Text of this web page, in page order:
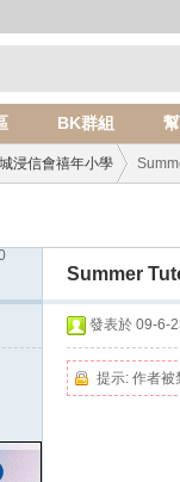
BK群組
浸信會禧年小學
Summer
發表於 09-6-
提示: 作者被